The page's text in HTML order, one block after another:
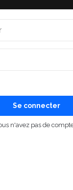
Se connecter
n'avez pas de